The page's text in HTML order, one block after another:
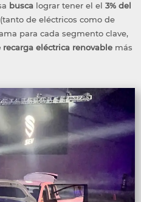
busca lograr tener el el 3% del
de eléctricos como de
para cada segmento clave,
recarga eléctrica renovable más